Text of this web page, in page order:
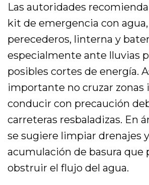
Las autoridades
kit de emergencia con
perecederos, linterna y
especialmente ante lluvias
posibles cortes de energía.
importante no cruzar zonas
conducir con precaución
carreteras resbaladizas. En
se sugiere limpiar drenajes
acumulación de basura que
obstruir el flujo del agua.